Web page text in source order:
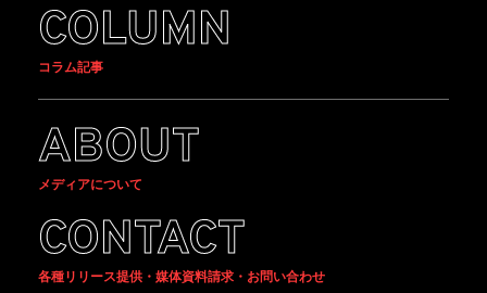
COLUMN
コラム記事
ABOUT
メディアについて
CONTACT
各種リリース提供・媒体資料請求・お問い合わせ